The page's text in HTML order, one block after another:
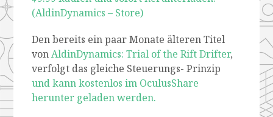
(AldinDynamics – Store)
Den bereits ein paar Monate älteren Titel
vonAldinDynamics: Trial of the Rift Drifter,
verfolgt das gleiche Steuerungs- Prinzip
und kann kostenlos im OculusShare
herunter geladen werden.